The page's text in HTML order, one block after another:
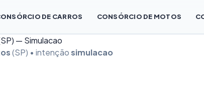
DE CARROS CONSÓRCIO DE MOTOS
— Simulacao
(SP) • intençãosimulacao